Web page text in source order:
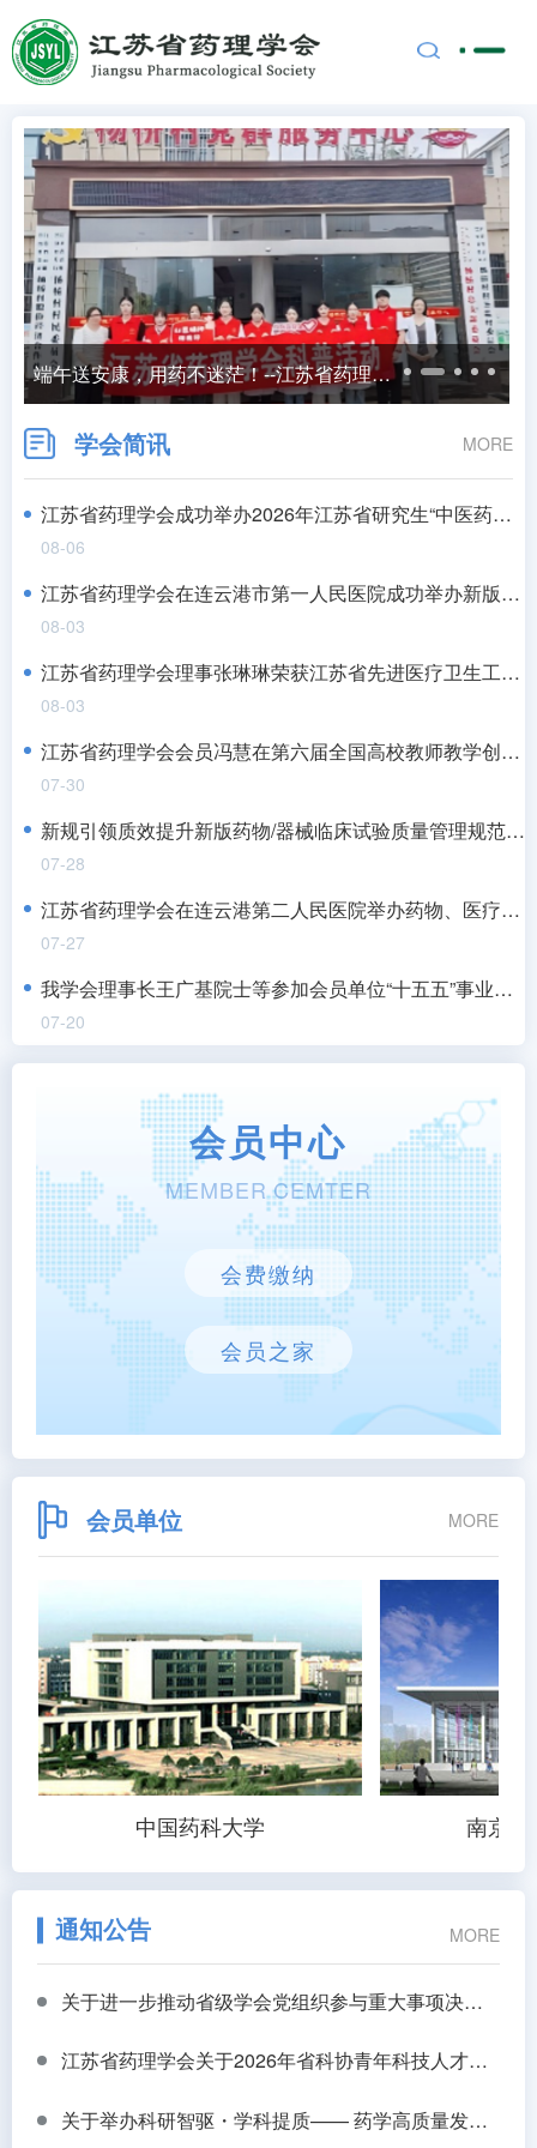
端午送安康，用药不迷茫！--江苏省药理学会走进高邮杨桥村开展健康科普志愿服务
学会简讯 MORE
江苏省药理学会成功举办2026年江苏省研究生“中医药现代化高质量发展”暑期学校
08-06
江苏省药理学会在连云港市第一人民医院成功举办新版药物和医疗器械GCP及伦理审查培训班
08-03
江苏省药理学会理事张琳琳荣获江苏省先进医疗卫生工作者
08-03
江苏省药理学会会员冯慧在第六届全国高校教师教学创新大赛中斩获佳绩
07-30
新规引领质效提升新版药物/器械临床试验质量管理规范与伦理审查能力提升培训班在宁成功举办
07-28
江苏省药理学会在连云港第二人民医院举办药物、医疗器械临床试验质量管理规范及伦理审查培训班
07-27
我学会理事长王广基院士等参加会员单位“十五五”事业发展规划战略专家咨询会
07-20
会员中心
MEMBER CEMTER
会费缴纳
会员之家
会员单位 MORE
中国药科大学 南京
通知公告 MORE
关于进一步推动省级学会党组织参与重大事项决策工作的通知
江苏省药理学会关于2026年省科协青年科技人才托举工程推荐人员的公示
关于举办科研智驱・学科提质—— 药学高质量发展专题研讨会的会议通知